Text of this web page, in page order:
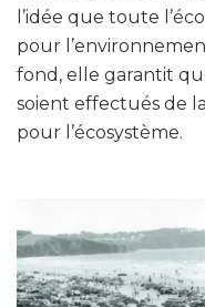
l’idée que toute
pour
fond, elle garantit
soient effectués de
pour l’écosystème.